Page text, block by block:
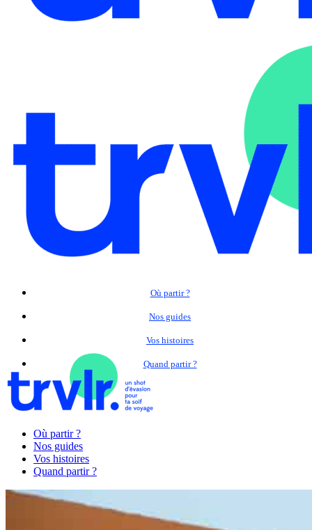
Où partir ?
Nos guides
Vos histoires
Quand partir ?
Où partir ?
Nos guides
Vos histoires
Quand partir ?